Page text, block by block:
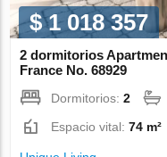
$ 1 018 357
2 dormitorios
France No. 68929
Dormitorios:2
Espacio vital:74 m²